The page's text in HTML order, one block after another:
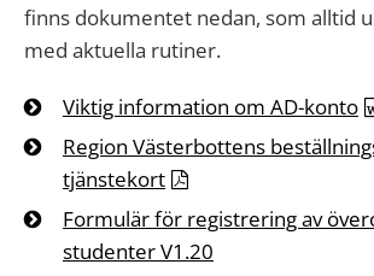
finns dokumentet nedan, som alltid
med aktuella rutiner.
Viktig information om AD-konto
Region Västerbottens
tjänstekort
Formulär för registrering av
studenter V1.20